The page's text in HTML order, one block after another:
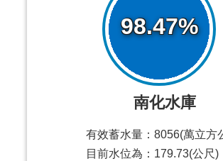
98.47%
南化水庫
有效蓄水量：8056(萬立方
目前水位為：179.73(公尺)